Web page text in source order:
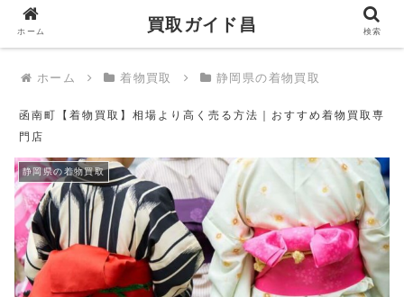
買取ガイド昌
ホーム 着物買取 静岡県の着物買取
函南町【着物買取】相場より高く売る方法｜おすすめ着物買取専
門店
静岡県の着物買取
ホーム 買取ガイド昌 検索